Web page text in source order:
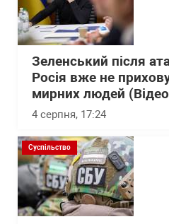
Зеленський після
Росія вже не
мирних людей
4 серпня, 17:24
Суспільство